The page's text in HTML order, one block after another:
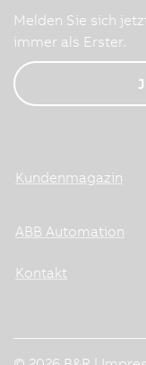
Melden Sie sich
immer als Erster.
Kundenmagazin
ABB Automation
Kontakt